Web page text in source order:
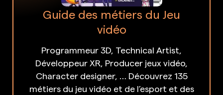
Guide des métiers du Jeu
vidéo
Programmeur 3D, Technical Artist,
Développeur XR, Producer jeux vidéo,
Character designer, … Découvrez 135
métiers du jeu vidéo et de l’esport et des